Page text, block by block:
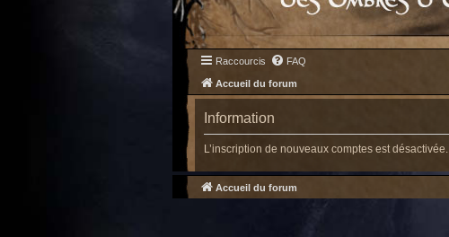
Raccourcis FAQ
Accueil du forum
Information
L’inscription de nouveaux comptes est désactivée.
Accueil du forum